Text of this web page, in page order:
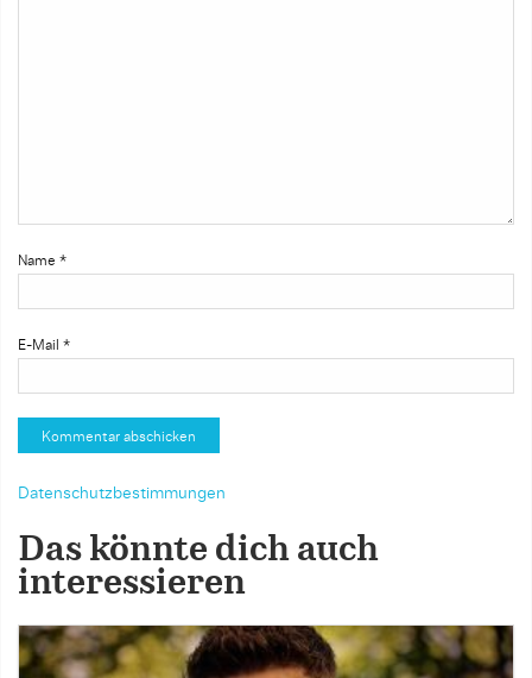
Name *
E-Mail *
Datenschutzbestimmungen
Das könnte dich auch
interessieren